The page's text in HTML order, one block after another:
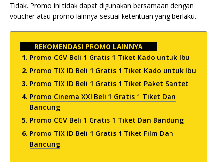
Tidak. Promo ini tidak dapat digunakan bersamaan dengan
voucher atau promo lainnya sesuai ketentuan yang berlaku.
REKOMENDASI PROMO LAINNYA
Promo CGV Beli 1 Gratis 1 Tiket Kado untuk Ibu
Promo TIX ID Beli 1 Gratis 1 Tiket Kado untuk Ibu
Promo TIX ID Beli 1 Gratis 1 Tiket Paket Santet
Promo Cinema XXI Beli 1 Gratis 1 Tiket Dan
Bandung
Promo CGV Beli 1 Gratis 1 Tiket Dan Bandung
Promo TIX ID Beli 1 Gratis 1 Tiket Film Dan
Bandung